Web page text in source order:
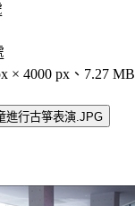
× 4000 px、7.27 MB
進行古箏表演.JPG